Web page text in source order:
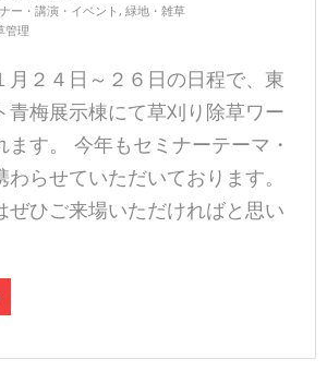
ー・講演・イベント , 緑地・雑草
管理
月２４日～２６日の日程で、東
青梅展示棟にて草刈り除草ワー
ます。 今年もセミナーテーマ・
らせていただいております。
ぜひご来場いただければと思い